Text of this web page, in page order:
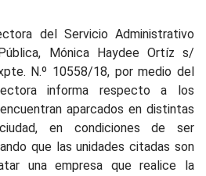
del Servicio Administrativo
Mónica Haydee Ortíz s/
N.º 10558/18, por medio del
informa respecto a los
aparcados en distintas
en condiciones de ser
que las unidades citadas son
una empresa que realice la